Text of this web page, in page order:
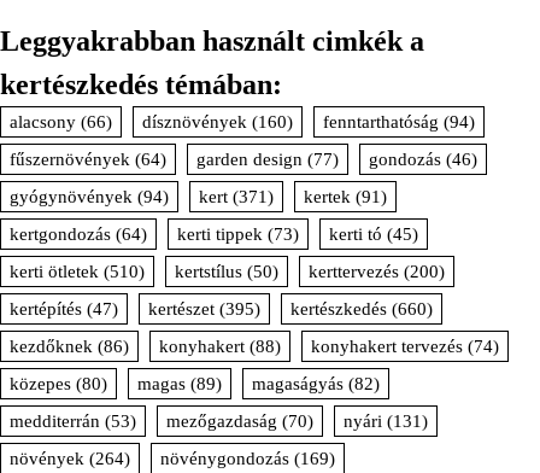
Leggyakrabban használt cimkék a
kertészkedés témában:
alacsony (66) dísznövények (160) fenntarthatóság (94)
fűszernövények (64) garden design (77) gondozás (46)
gyógynövények (94) kert (371) kertek (91)
kertgondozás (64) kerti tippek (73) kerti tó (45)
kerti ötletek (510) kertstílus (50) kerttervezés (200)
kertépítés (47) kertészet (395) kertészkedés (660)
kezdőknek (86) konyhakert (88) konyhakert tervezés (74)
közepes (80) magas (89) magaságyás (82)
medditerrán (53) mezőgazdaság (70) nyári (131)
növények (264) növénygondozás (169)